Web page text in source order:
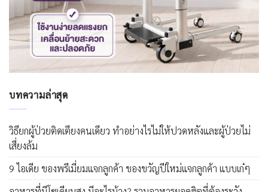
บทความล่าสุด
วิธียกผู้ป่วยติดเตียงคนเดียว ทำอย่างไรไม่ให้ปวดหลังและผู้ป่วยไม่
เสี่ยงล้ม
9 ไอเดีย ของพรีเมี่ยมแจกลูกค้า ของขวัญปีใหม่แจกลูกค้า แบบเก๋ๆ